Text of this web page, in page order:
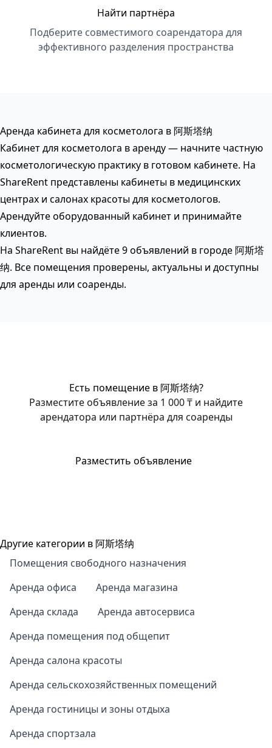
Найти партнёра
Подберите совместимого соарендатора для
эффективного разделения пространства
Аренда кабинета для косметолога в 阿斯塔纳
Кабинет для косметолога в аренду — начните частную
косметологическую практику в готовом кабинете. На
ShareRent представлены кабинеты в медицинских
центрах и салонах красоты для косметологов.
Арендуйте оборудованный кабинет и принимайте
клиентов.
На ShareRent вы найдёте 9 объявлений в городе 阿斯塔
纳. Все помещения проверены, актуальны и доступны
для аренды или соаренды.
Есть помещение в 阿斯塔纳?
Разместите объявление за 1 000 ₸ и найдите
арендатора или партнёра для соаренды
Разместить объявление
Другие категории в 阿斯塔纳
Помещения свободного назначения
Аренда офиса
Аренда магазина
Аренда склада
Аренда автосервиса
Аренда помещения под общепит
Аренда салона красоты
Аренда сельскохозяйственных помещений
Аренда гостиницы и зоны отдыха
Аренда спортзала